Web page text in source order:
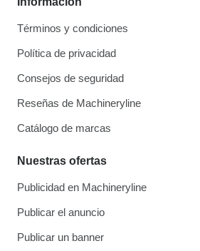
Términos y condiciones
Política de privacidad
Consejos de seguridad
Reseñas de Machineryline
Catálogo de marcas
Nuestras ofertas
Publicidad en Machineryline
Publicar el anuncio
Publicar un banner